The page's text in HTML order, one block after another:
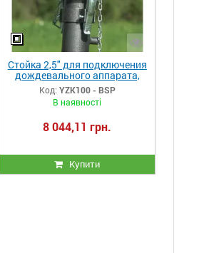
Стойка 2,5" для подключения
дождевального аппарата,
спринклера на четырех
опорах
Код: YZK100 - BSP
В наявності
8 044,11 грн.
Купити